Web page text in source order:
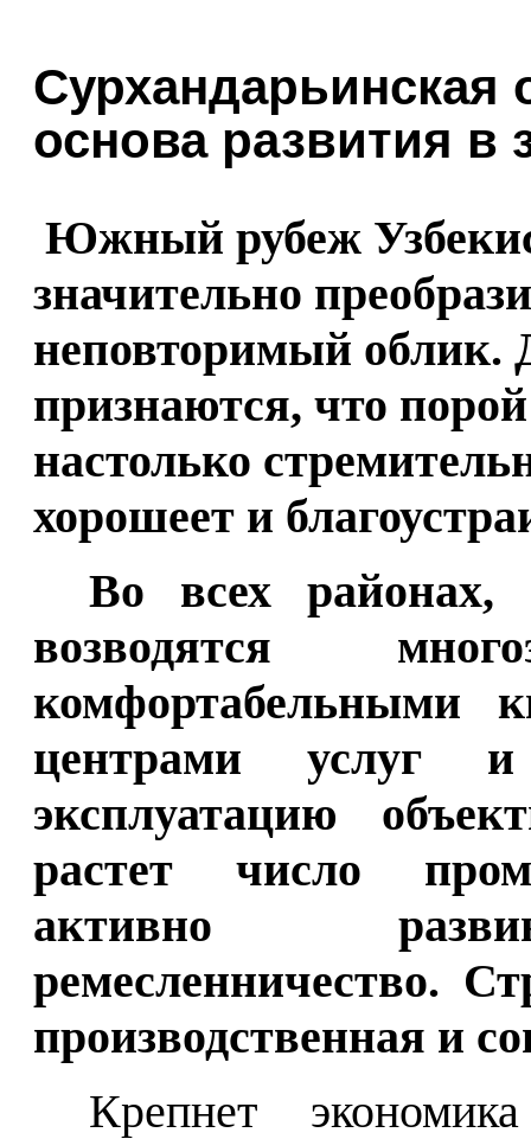
Сурхандарьинская
основа развития в
Южный рубеж
значительно
неповторимый облик.
признаются, что
настолько
хорошеет и
Во всех районах,
возводятся
комфортабельными
центрами услуг
эксплуатацию
растет число
активно
ремесленничество.
производственная и
Крепнет